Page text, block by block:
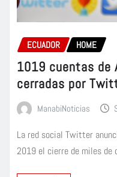
ECUADOR HOME
1019 cuentas de
cerradas por
ManabiNoticias
La red social Twitter
2019 el cierre de miles de